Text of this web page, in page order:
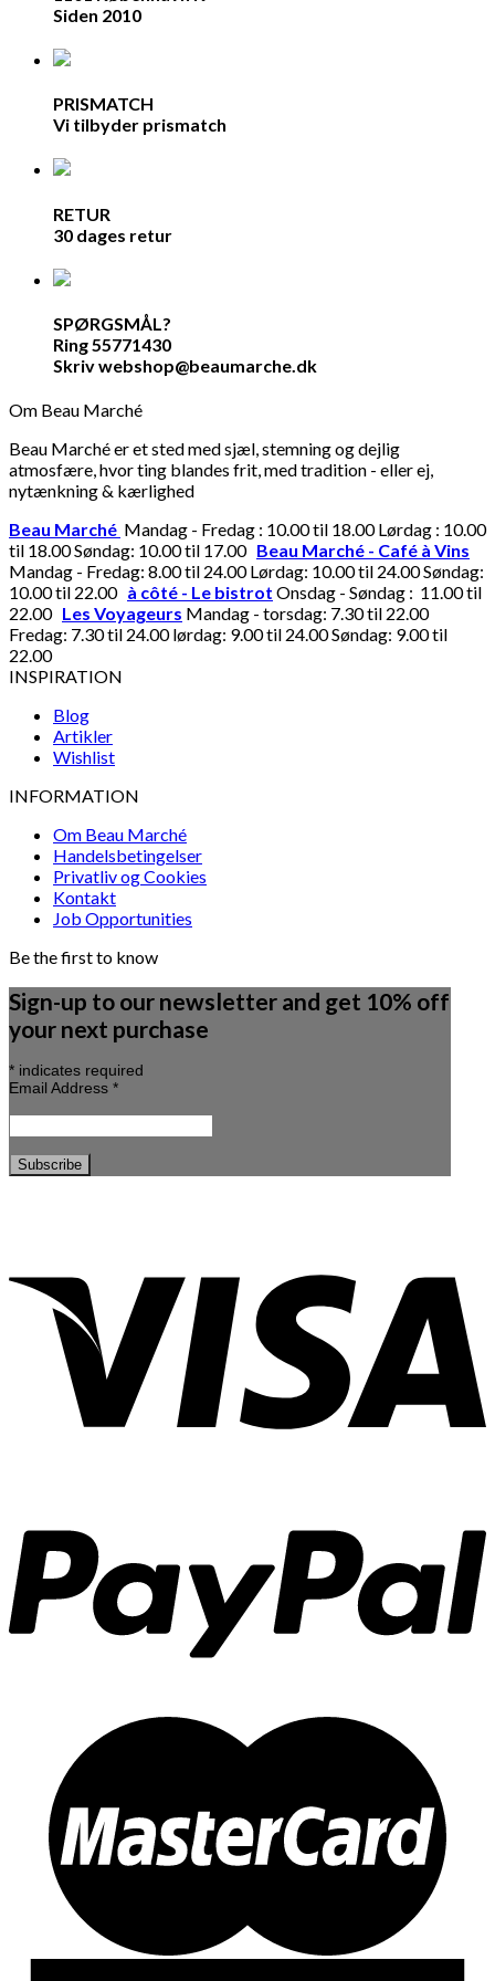
Siden 2010
PRISMATCH
Vi tilbyder prismatch
RETUR
30 dages retur
SPØRGSMÅL?
Ring 55771430
Skriv webshop@beaumarche.dk
Om Beau Marché
Beau Marché er et sted med sjæl, stemning og dejlig
atmosfære, hvor ting blandes frit, med tradition - eller ej,
nytænkning & kærlighed
Beau Marché Mandag - Fredag : 10.00 til 18.00 Lørdag : 10.00
til 18.00 Søndag: 10.00 til 17.00 Beau Marché - Café à Vins
Mandag - Fredag: 8.00 til 24.00 Lørdag: 10.00 til 24.00 Søndag:
10.00 til 22.00 à côté - Le bistrot Onsdag - Søndag : 11.00 til
22.00 Les Voyageurs Mandag - torsdag: 7.30 til 22.00
Fredag: 7.30 til 24.00 lørdag: 9.00 til 24.00 Søndag: 9.00 til
22.00
INSPIRATION
Blog
Artikler
Wishlist
INFORMATION
Om Beau Marché
Handelsbetingelser
Privatliv og Cookies
Kontakt
Job Opportunities
Be the first to know
Sign-up to our newsletter and get 10% off
your next purchase
* indicates required
Email Address *